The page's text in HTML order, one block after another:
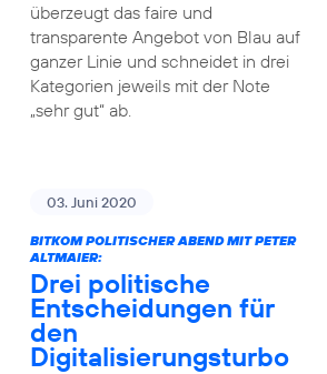
überzeugt das faire und
transparente Angebot von Blau auf
ganzer Linie und schneidet in drei
Kategorien jeweils mit der Note
„sehr gut“ ab.
03. Juni 2020
BITKOM POLITISCHER ABEND MIT PETER
ALTMAIER:
Drei politische
Entscheidungen für
den
Digitalisierungsturbo